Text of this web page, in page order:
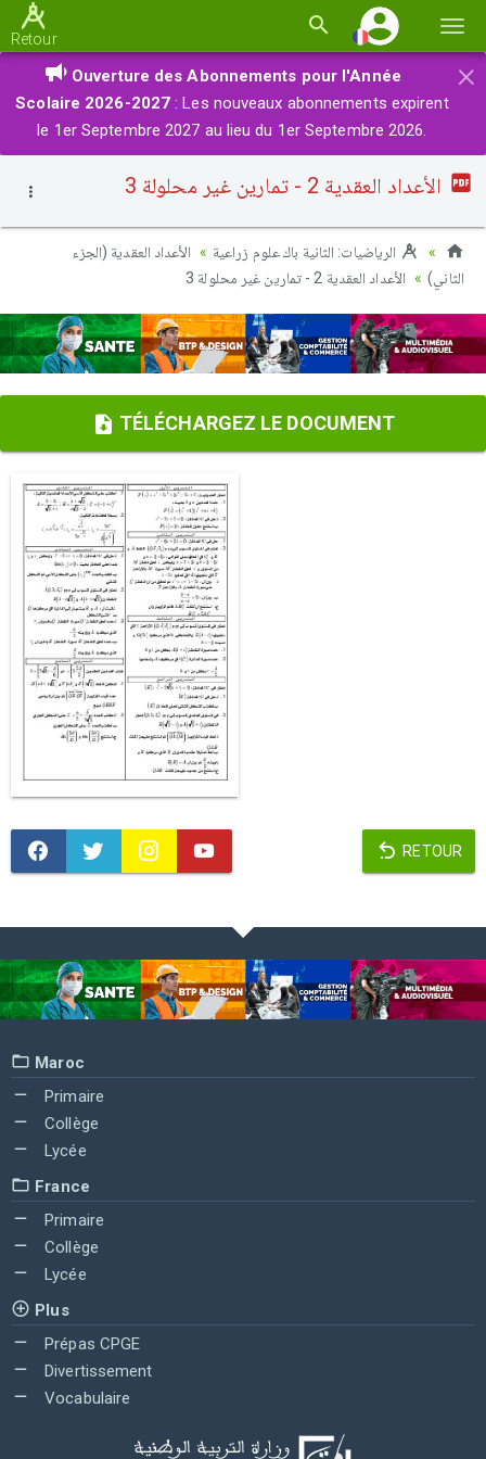
la
Retour
×
Ouverture des Abonnements pour l'Année
Scolaire 2026-2027 : Les nouveaux abonnements expirent
le 1er Septembre 2027 au lieu du 1er Septembre 2026.
الأعداد العقدية 2 - تمارين غير محلولة 3
الرياضيات: الثانية باك علوم زراعية
الأعداد العقدية (الجزء
الثاني)
الأعداد العقدية 2 - تمارين غير محلولة 3
TÉLÉCHARGEZ LE DOCUMENT
RETOUR
Maroc
Primaire
Collège
Lycée
France
Primaire
Collège
Lycée
Plus
Prépas CPGE
Divertissement
Vocabulaire